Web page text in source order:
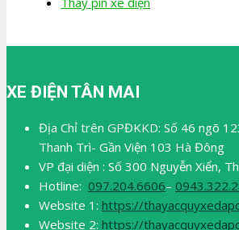
XE ĐIỆN TÂN MAI
Địa Chỉ trên GPĐKKD: Số 46 ngõ
Thanh Trì- Gần Viện 103 Hà Đông
VP đại diện : Số 300 Nguyễn Xiển,
Hotline: 097.204.6606–
Website 1: https://
Website 2: https://